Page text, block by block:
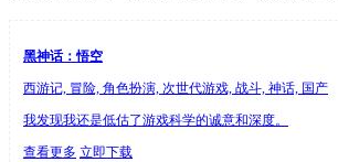
黑神话：悟空
西游记, 冒险, 角色扮演, 次世代游戏, 战斗, 神话, 国产
我发现我还是低估了游戏科学的诚意和深度。
查看更多 立即下载